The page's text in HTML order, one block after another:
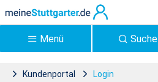
Zum Hauptinhalt springen
Suche
Menü
Kundenportal Login